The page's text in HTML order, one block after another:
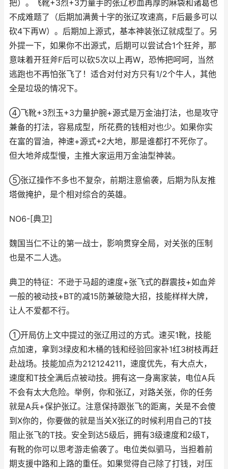
把）。飞靴+3烈+3力量手的张辽秒血再厚的麻袋和诸葛也
不成难题了（后期加满黄十字的张辽攻速高，F后最多可以
砍4下再W）。后期加上源式，基本神装张辽就成型了。另
外提一下，如果你不出源式，后期可以尝试合1个狂斧，那
意味着开狂斧F后可以砍5次以上再W，恐怖把呵呵，当然
逃跑也不再怕张飞了！适合对付对方只有1/2个牛人，其他
全是垃圾的情况下。
④飞靴+3烈玉+3力量护腕+源式是万金油打法，也是攻守
兼备的打法，容易成型，所花费的钱相对也少。如果你实
在富的冒油，神速+源式+2大地，那是谁都打不死你了。
但大地斧成型慢，主推大家运用万金油型神装。
⑤张辽操作不多也不复杂，前期注意偷袭，后期为队友推
塔做掩护，是个相对综合的英雄。
NO6-[典卫]
魏国当仁不让的第一战士，影响贯穿全局，对关张的压制
也是不二人选。
典卫的特征：不逊于马超的速度+张飞式的群震技+如血斧
一般的被动技+BT的减15防兼破隐大招，技能样样大牌，
让人不爱都不行。
①开局仿上文中提过的张辽用过的方式。速买1靴，技能
点加速，拿到3绿皮和木桶的钱和经验回家补1红3树枝再赶
赴战场。技能加点为212124211，速度优先，有大点大，
速度和T技全满后点被动技。拥有这一身离家装，电位A兵
不会有太大危险。举例，你和张辽，对路关张，你的任务
就是A兵+保护张辽。注意保持跟张飞的距离，关是不会傻
到X你的，你要做的就是当关X张辽的时候利用自己的T技
阻止张飞的T技。安全到达5级后，拥有3级速度和2级T，
有靴的你可以思考游走偷袭了。电位类似驷马，当担着前
期支援中路和上路的重任。如果觉得自己除了打钱，对压